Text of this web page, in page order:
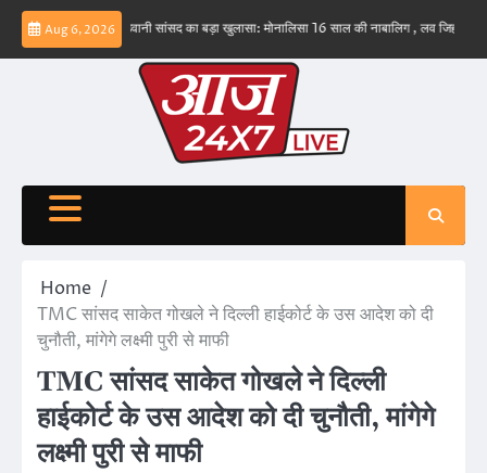
Skip
content
Aug 6, 2026
– ईरान बड़वानी सांसद का बड़ा खुलासा: मोनालिसा 16 साल की नाबालिग , लव जिहाद के षडयंत्र का
Home
TMC सांसद साकेत गोखले ने दिल्ली हाईकोर्ट के उस आदेश को दी
चुनौती, मांगेगे लक्ष्मी पुरी से माफी
TMC सांसद साकेत गोखले ने दिल्ली
हाईकोर्ट के उस आदेश को दी चुनौती, मांगेगे
लक्ष्मी पुरी से माफी